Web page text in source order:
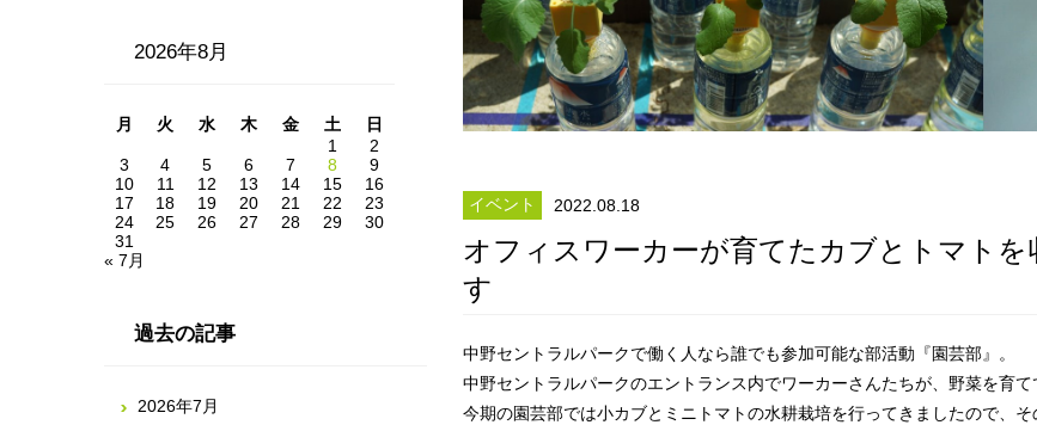
イベント 2022.08.18
オフィスワーカーが育てたカブとトマト
す
中野セントラルパークで働く人なら誰でも参加可能な部活動『園芸部』。
中野セントラルパークのエントランス内でワーカーさんたちが、野菜を育て
今期の園芸部では小カブとミニトマトの水耕栽培を行ってきましたので、そ
2026年8月
月 火 水 木 金 土
日
1
2
3
4 5 6 7 8
9
10
11 12 13 14 15
16
17
18 19 20 21 22
23
24
25 26 27 28 29
30
31
« 7月
過去の記事
2026年7月